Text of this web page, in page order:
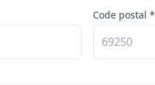
Code postal *